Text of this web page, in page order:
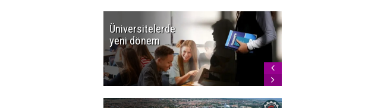
cezaları onadı
Üniversitelerde
yeni dönem